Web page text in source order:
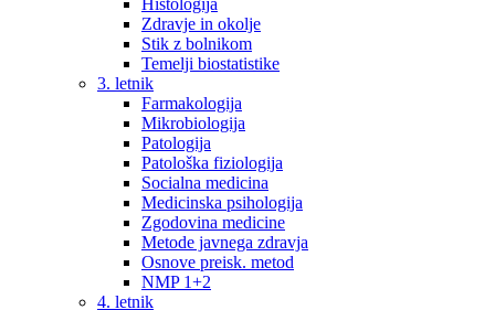
Histologija
Zdravje in okolje
Stik z bolnikom
Temelji biostatistike
3. letnik
Farmakologija
Mikrobiologija
Patologija
Patološka fiziologija
Socialna medicina
Medicinska psihologija
Zgodovina medicine
Metode javnega zdravja
Osnove preisk. metod
NMP 1+2
4. letnik